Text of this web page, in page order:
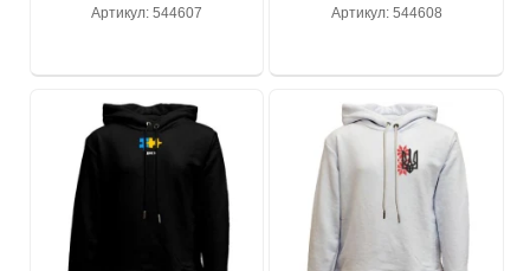
Артикул: 544607 Артикул: 544608